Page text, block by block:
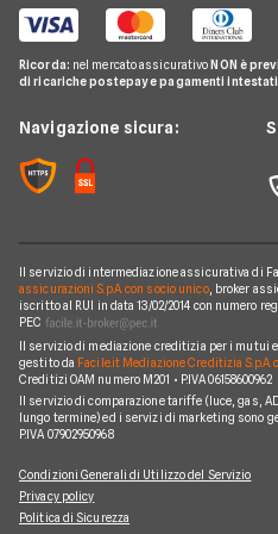
Reclami
Mappa del sito
Facile.it Club
Lavora in Facile.it
Notizie Assicurazioni
Consolidamento Debiti
Migliori Prestiti
Notizie Finanziamenti
Notizie Investimenti
Notizie Trading
Pompa di calore
Notizie Luce e gas
Offerte Internet Casa
Offerte Internet Mobile
Offerte Telefonia Mobile Partita Iva
Notizie Telefonia Mobile
Notizie TV a pagamento
Noleggio Lungo Termine Privati
Noleggio Lungo Termine Senza
Noleggio Lungo Termine Auto Usate
Noleggio Lungo Termine Auto
Notizie noleggio
Ricorda: nel mercato assicurativo NON è
di ricariche postepay e pagamenti
Navigazione sicura:
Il servizio di intermediazione assicurativa di
assicurazioni S.p.A. con socio unico, broker
iscritto al RUI in data 13/02/2014 con numero
PEC
Il servizio di mediazione creditizia per i mutui
gestito da Facile.it Mediazione Creditizia S.p.A.
Creditizi OAM numero M201 • P.IVA 06158600962
Il servizio di comparazione tariffe (luce, gas,
lungo termine) ed i servizi di marketing sono
P.IVA 07902950968
Condizioni Generali di Utilizzo del Servizio
Privacy policy
Politica di Sicurezza